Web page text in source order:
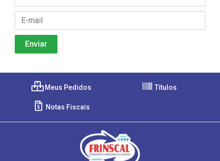
Meus Pedidos Títulos
Notas Fiscais